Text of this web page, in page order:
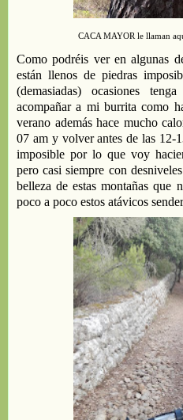
CACA MAYOR le llaman
Como podréis ver en algunas
están llenos de piedras
(demasiadas) ocasiones
acompañar a mi burrita como
verano además hace mucho
07 am y volver antes de las 12-
imposible por lo que voy
pero casi siempre con
belleza de estas montañas que
poco a poco estos atávicos